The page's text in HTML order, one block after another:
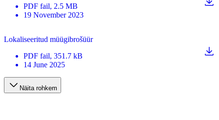
PDF fail, 2.5 MB
19 November 2023
Lokaliseeritud müügibrošüür
PDF fail, 351.7 kB
14 June 2025
Näita rohkem